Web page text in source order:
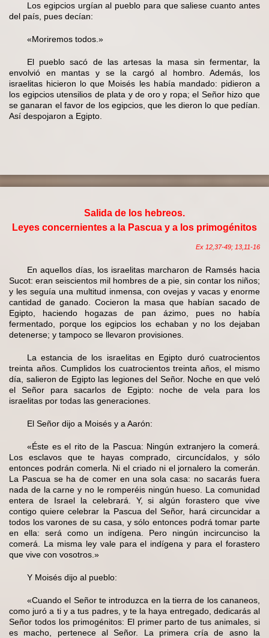
Los egipcios urgían al pueblo para que saliese cuanto antes
del país, pues decían:
«Moriremos todos.»
El pueblo sacó de las artesas la masa sin fermentar, la
envolvió en mantas y se la cargó al hombro. Además, los
israelitas hicieron lo que Moisés les había mandado: pidieron a
los egipcios utensilios de plata y de oro y ropa; el Señor hizo que
se ganaran el favor de los egipcios, que les dieron lo que pedían.
Así despojaron a Egipto.
Salida de los hebreos.
Leyes concernientes a la Pascua y a los primogénitos
Ex 12,37-49; 13,11-16
En aquellos días, los israelitas marcharon de Ramsés hacia
Sucot: eran seiscientos mil hombres de a pie, sin contar los niños;
y les seguía una multitud inmensa, con ovejas y vacas y enorme
cantidad de ganado. Cocieron la masa que habían sacado de
Egipto, haciendo hogazas de pan ázimo, pues no había
fermentado, porque los egipcios los echaban y no los dejaban
detenerse; y tampoco se llevaron provisiones.
La estancia de los israelitas en Egipto duró cuatrocientos
treinta años. Cumplidos los cuatrocientos treinta años, el mismo
día, salieron de Egipto las legiones del Señor. Noche en que veló
el Señor para sacarlos de Egipto: noche de vela para los
israelitas por todas las generaciones.
El Señor dijo a Moisés y a Aarón:
«Éste es el rito de la Pascua: Ningún extranjero la comerá.
Los esclavos que te hayas comprado, circuncídalos, y sólo
entonces podrán comerla. Ni el criado ni el jornalero la comerán.
La Pascua se ha de comer en una sola casa: no sacarás fuera
nada de la carne y no le romperéis ningún hueso. La comunidad
entera de Israel la celebrará. Y, si algún forastero que vive
contigo quiere celebrar la Pascua del Señor, hará circuncidar a
todos los varones de su casa, y sólo entonces podrá tomar parte
en ella: será como un indígena. Pero ningún incircunciso la
comerá. La misma ley vale para el indígena y para el forastero
que vive con vosotros.»
Y Moisés dijo al pueblo:
«Cuando el Señor te introduzca en la tierra de los cananeos,
como juró a ti y a tus padres, y te la haya entregado, dedicarás al
Señor todos los primogénitos: El primer parto de tus animales, si
es macho, pertenece al Señor. La primera cría de asno la